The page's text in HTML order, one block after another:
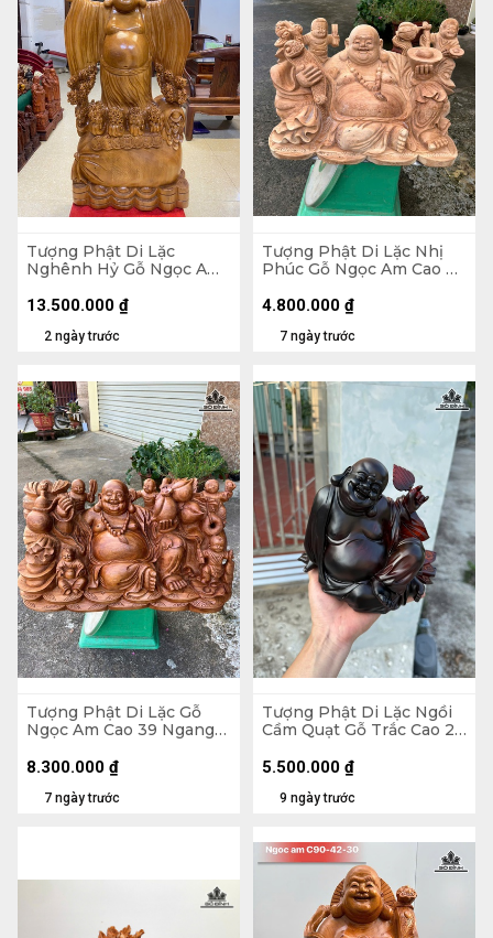
Tượng Phật Di Lặc
Nghênh Hỷ Gỗ Ngọc Am
(cm)
2 ngày trước
13.500.000 ₫
Tượng Phật Di Lặc Nhị
Phúc Gỗ Ngọc Am Cao 30
7 ngày trước
4.800.000 ₫
Tượng Phật Di Lặc Gỗ
Ngọc Am Cao 39 Ngang
7 ngày trước
8.300.000 ₫
Tượng Phật Di Lặc Ngồi
Cầm Quạt Gỗ Trắc Cao 20
9 ngày trước
5.500.000 ₫